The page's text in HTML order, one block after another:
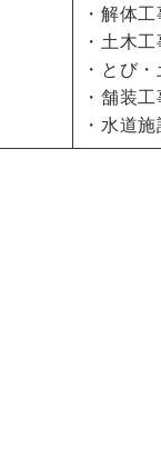
・解体
・土木
・とび
・舗装
・水道